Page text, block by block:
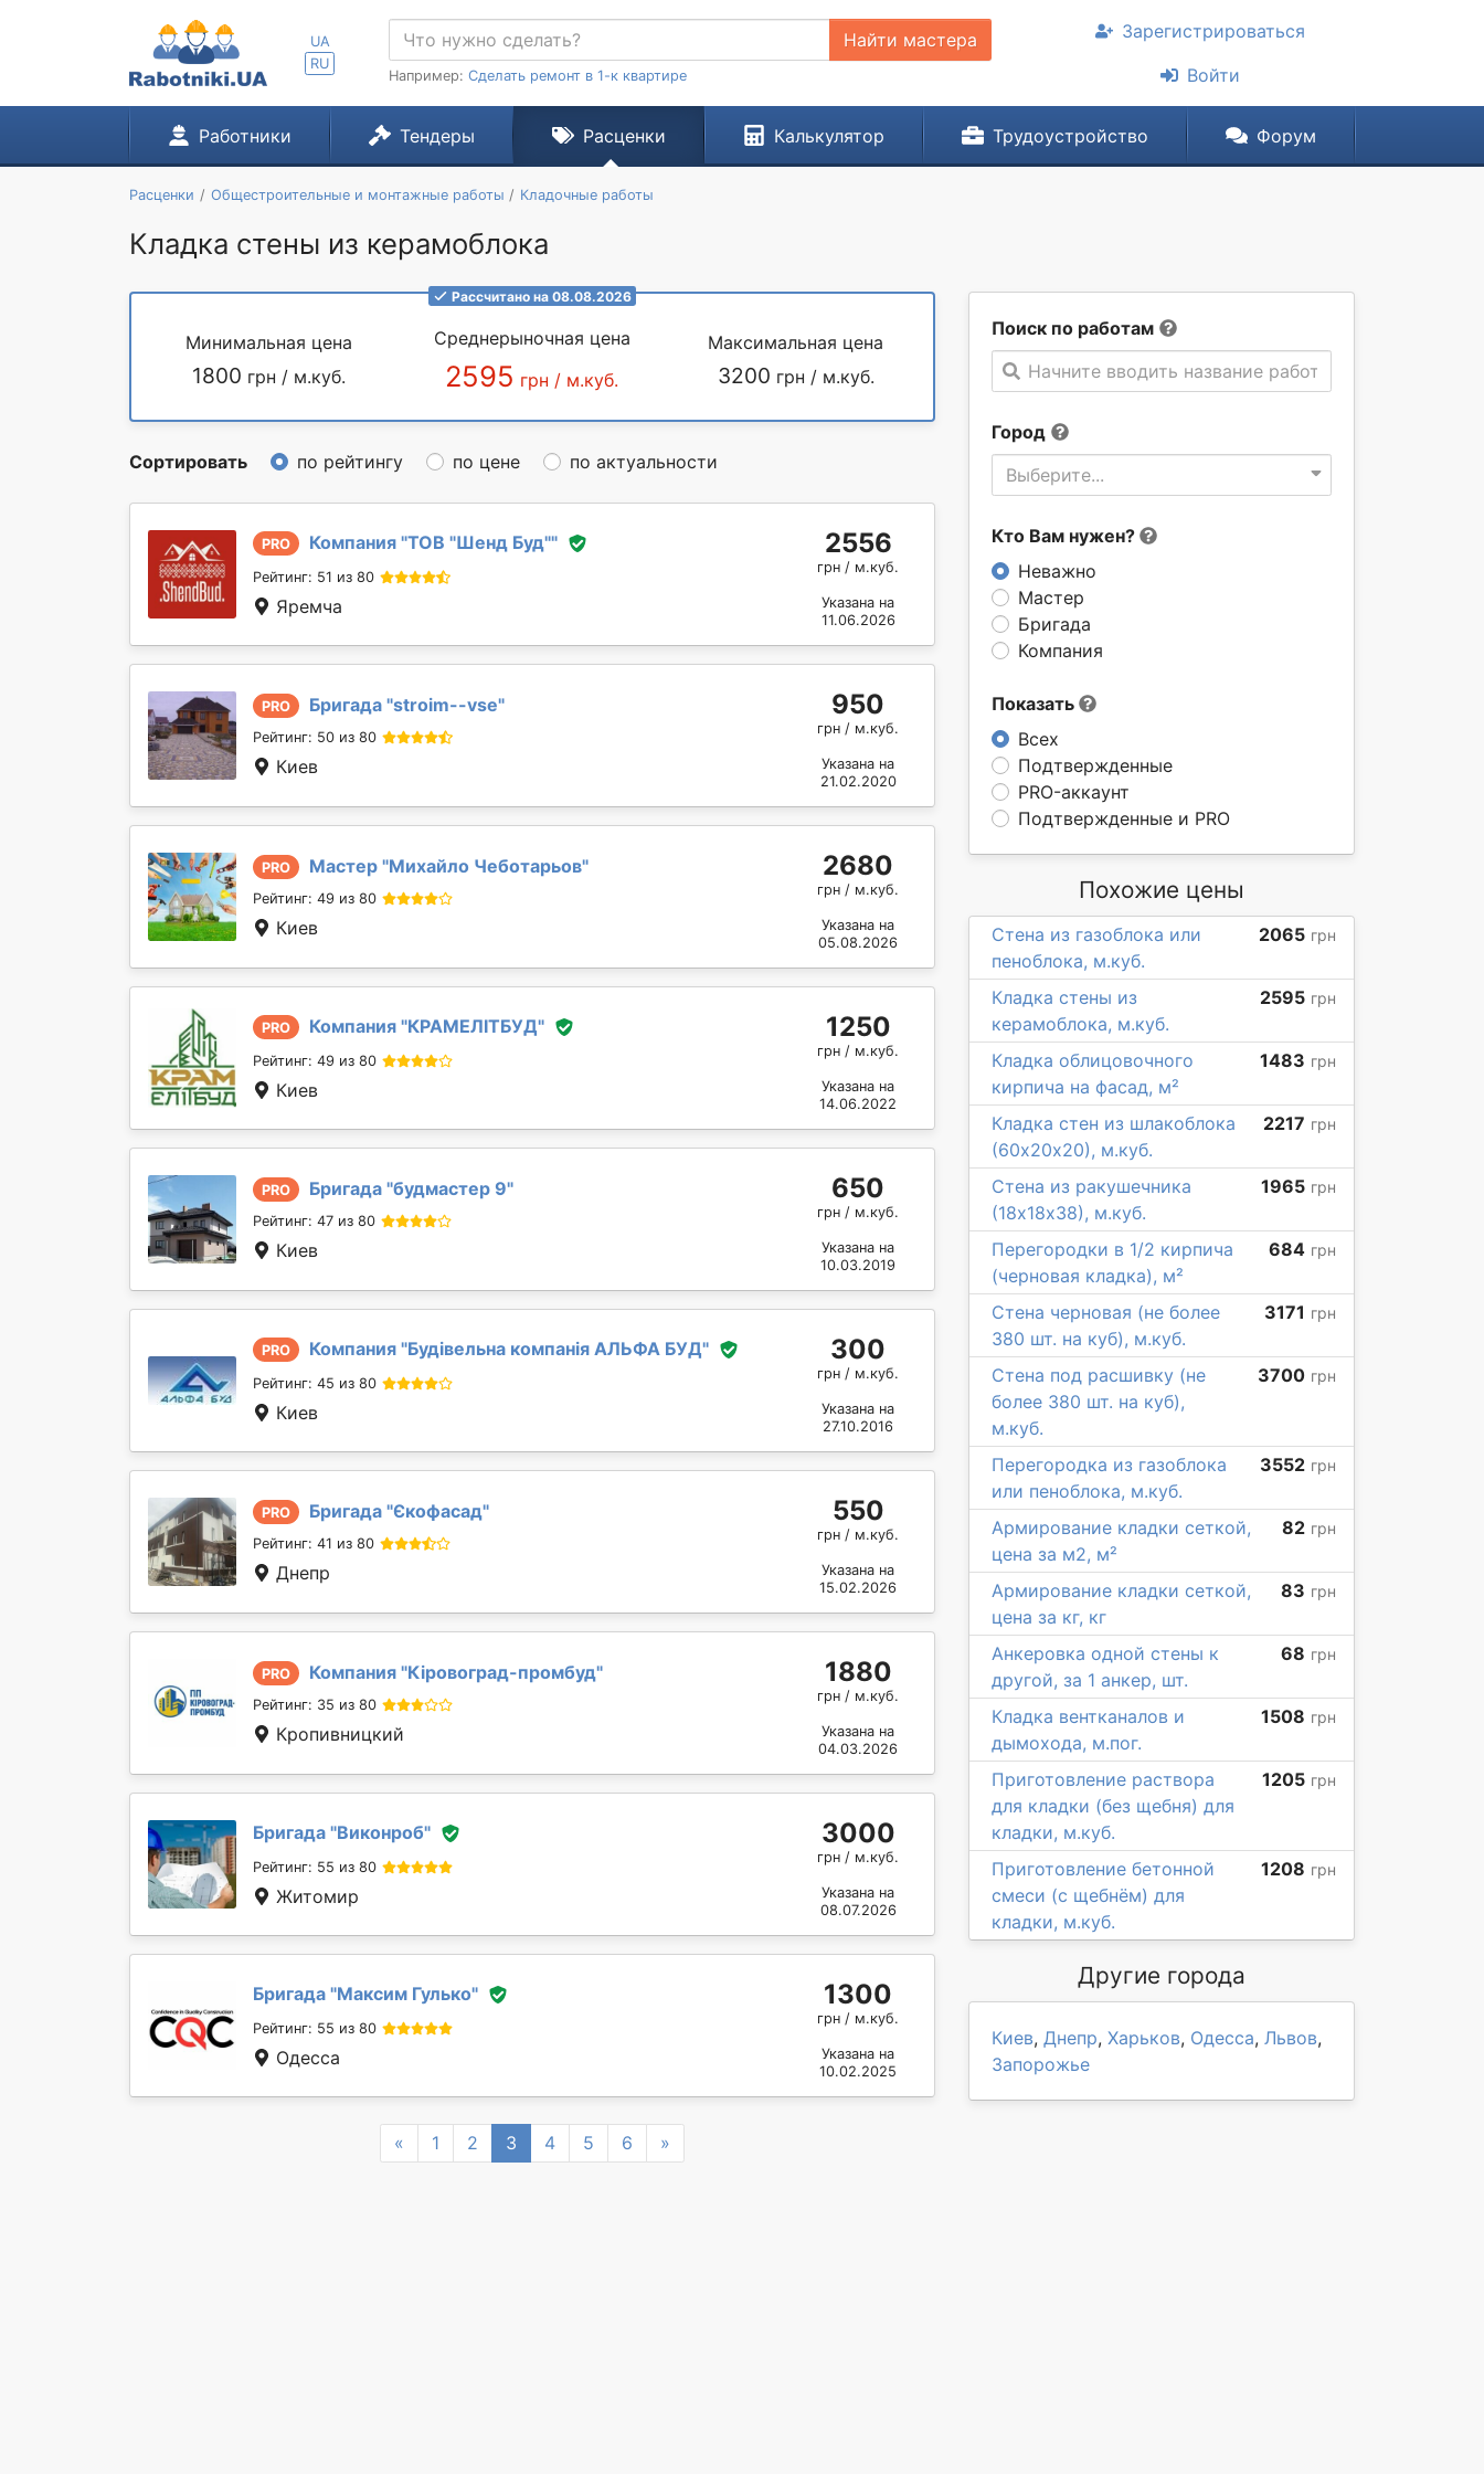
UA
RU
Найти мастера
Например: Сделать ремонт в 1-к квартире
Зарегистрироваться
Войти
Работники Тендеры Расценки Калькулятор Трудоустройство Форум
Расценки Общестроительные и монтажные работы Кладочные работы
Кладка стены из керамоблока
Поиск по работам
Начните вводить название работы
Город
Выберите...
Кто Вам нужен?
Неважно
Мастер
Бригада
Компания
Показать
Всех
Подтвержденные
PRO-аккаунт
Подтвержденные и PRO
Рассчитано на 08.08.2026
Минимальная цена
1800 грн / м.куб.
Среднерыночная цена
2595 грн / м.куб.
Максимальная цена
3200 грн / м.куб.
Сортировать по рейтингу по цене по актуальности
PRO Компания "ТОВ "Шенд Буд""
Рейтинг: 51 из 80
Яремча
2556
грн / м.куб.
Указана на
11.06.2026
PRO Бригада "stroim--vse"
Рейтинг: 50 из 80
Киев
950
грн / м.куб.
Указана на
21.02.2020
PRO Мастер "Михайло Чеботарьов"
Рейтинг: 49 из 80
Киев
2680
грн / м.куб.
Указана на
05.08.2026
PRO Компания "КРАМЕЛІТБУД"
Рейтинг: 49 из 80
Киев
1250
грн / м.куб.
Указана на
14.06.2022
PRO Бригада "будмастер 9"
Рейтинг: 47 из 80
Киев
650
грн / м.куб.
Указана на
10.03.2019
PRO Компания "Будівельна компанія АЛЬФА БУД"
Рейтинг: 45 из 80
Киев
300
грн / м.куб.
Указана на
27.10.2016
PRO Бригада "Єкофасад"
Рейтинг: 41 из 80
Днепр
550
грн / м.куб.
Указана на
15.02.2026
PRO Компания "Кіровоград-промбуд"
Рейтинг: 35 из 80
Кропивницкий
1880
грн / м.куб.
Указана на
04.03.2026
Бригада "Виконроб"
Рейтинг: 55 из 80
Житомир
3000
грн / м.куб.
Указана на
08.07.2026
Бригада "Максим Гулько"
Рейтинг: 55 из 80
Одесса
1300
грн / м.куб.
Указана на
10.02.2025
« Previous
1 2 3 4 5 6 »
Похожие цены
Стена из газоблока или
пеноблока, м.куб.
2065 грн
Кладка стены из
керамоблока, м.куб.
2595 грн
Кладка облицовочного
кирпича на фасад, м²
1483 грн
Кладка стен из шлакоблока
(60х20х20), м.куб.
2217 грн
Стена из ракушечника
(18х18х38), м.куб.
1965 грн
Перегородки в 1/2 кирпича
(черновая кладка), м²
684 грн
Стена черновая (не более
380 шт. на куб), м.куб.
3171 грн
Стена под расшивку (не
более 380 шт. на куб),
м.куб.
3700 грн
Перегородка из газоблока
или пеноблока, м.куб.
3552 грн
Армирование кладки сеткой,
цена за м2, м²
82 грн
Армирование кладки сеткой,
цена за кг, кг
83 грн
Анкеровка одной стены к
другой, за 1 анкер, шт.
68 грн
Кладка вентканалов и
дымохода, м.пог.
1508 грн
Приготовление раствора
для кладки (без щебня) для
кладки, м.куб.
1205 грн
Приготовление бетонной
смеси (с щебнём) для
кладки, м.куб.
1208 грн
Другие города
Киев, Днепр, Харьков, Одесса, Львов,
Запорожье